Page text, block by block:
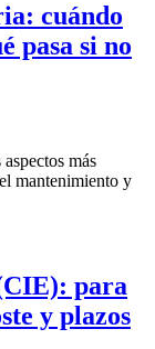
cuándo
pasa si no
más
mantenimiento y
para
y plazos